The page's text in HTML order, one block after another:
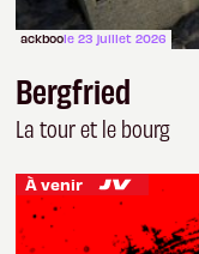
ackboole 23 juillet 2026
Bergfried
La tour et le bourg
À venir